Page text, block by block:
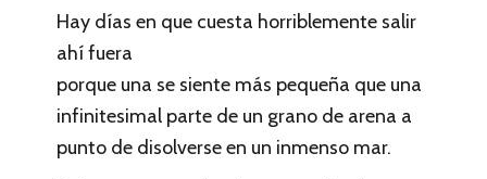
Hay días en que cuesta horriblemente salir
ahí fuera
porque una se siente más pequeña que una
infinitesimal parte de un grano de arena a
punto de disolverse en un inmenso mar.